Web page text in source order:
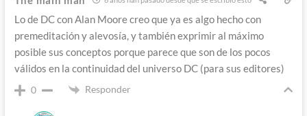
Lo de DC con Alan Moore creo que ya es algo hecho con
premeditación y alevosía, y también exprimir al máximo
posible sus conceptos porque parece que son de los pocos
válidos en la continuidad del universo DC (para sus editores)
0 Responder